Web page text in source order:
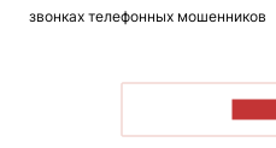
звонках телефонных мошенников